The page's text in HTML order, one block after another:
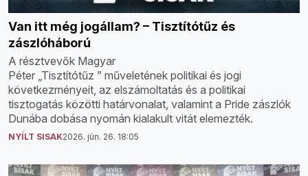
Van itt még jogállam? – Tisztítótűz és
zászlóháború
A résztvevők Magyar
Péter „Tisztítótűz ” műveletének politikai és jogi
következményeit, az elszámoltatás és a politikai
tisztogatás közötti határvonalat, valamint a Pride zászlók
Dunába dobása nyomán kialakult vitát elemezték.
NYÍLT SISAK2026. jún. 26. 18:05